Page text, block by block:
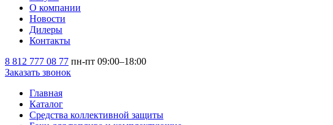
О компании
Новости
Дилеры
Контакты
8 812 777 08 77 пн-пт 09:00–18:00
Заказать звонок
Главная
Каталог
Средства коллективной защиты